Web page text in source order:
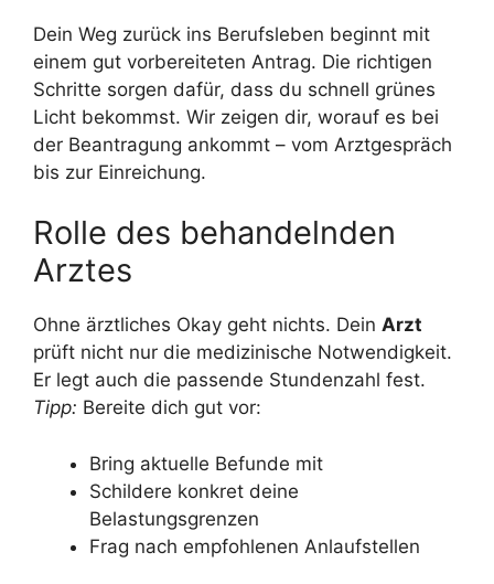
Dein Weg zurück ins Berufsleben beginnt mit
einem gut vorbereiteten Antrag. Die richtigen
Schritte sorgen dafür, dass du schnell grünes
Licht bekommst. Wir zeigen dir, worauf es bei
der Beantragung ankommt – vom Arztgespräch
bis zur Einreichung.
Rolle des behandelnden
Arztes
Ohne ärztliches Okay geht nichts. Dein Arzt
prüft nicht nur die medizinische Notwendigkeit.
Er legt auch die passende Stundenzahl fest.
Tipp: Bereite dich gut vor:
Bring aktuelle Befunde mit
Schildere konkret deine
Belastungsgrenzen
Frag nach empfohlenen Anlaufstellen